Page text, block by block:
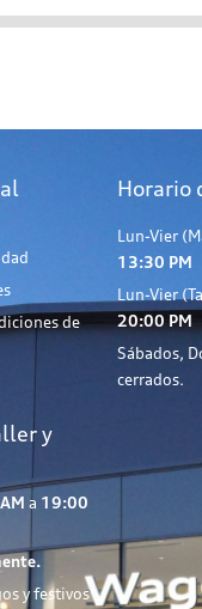
de
Horario
Lun-Vier
13:30 PM
Lun-Vier
20:00 PM
Sábados,
cerrados.
y
a 19:00
y festivos